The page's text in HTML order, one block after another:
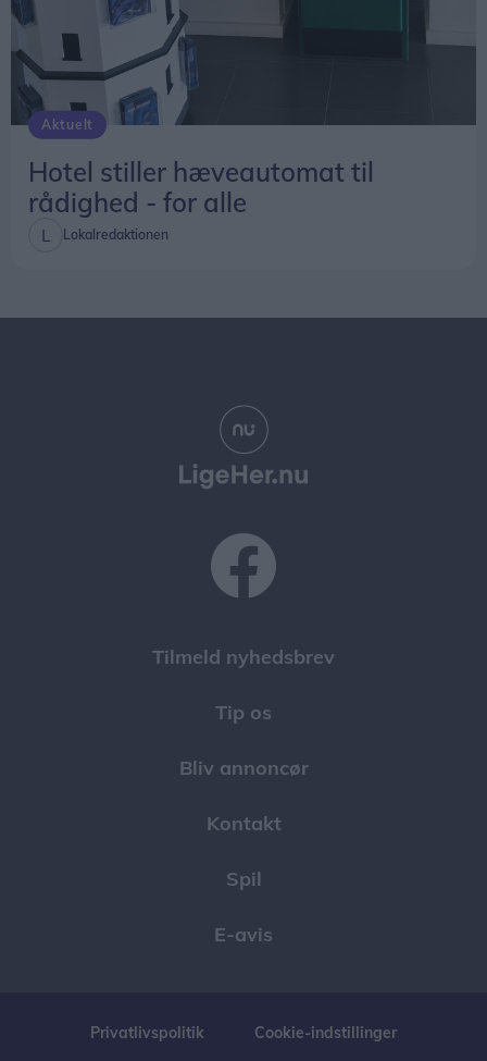
Aktuelt
Hotel stiller hæveautomat til
rådighed - for alle
Lokalredaktionen
Tilmeld nyhedsbrev
Tip os
Bliv annoncør
Kontakt
Spil
E-avis
Privatlivspolitik Cookie-indstillinger